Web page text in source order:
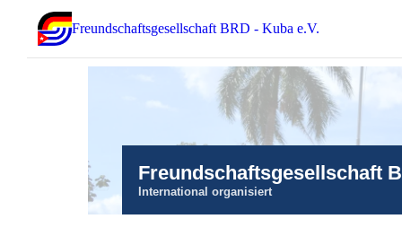
Freundschaftsgesellschaft BRD - Kuba e.V.
Freundschaftsgesellschaft
International organisiert